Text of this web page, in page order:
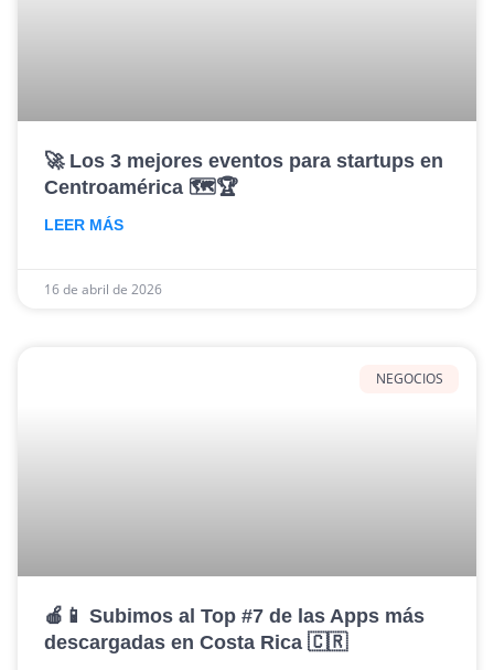
🚀 Los 3 mejores eventos para startups en
Centroamérica 🗺️🏆
LEER MÁS
16 de abril de 2026
NEGOCIOS
🍎📱 Subimos al Top #7 de las Apps más
descargadas en Costa Rica 🇨🇷